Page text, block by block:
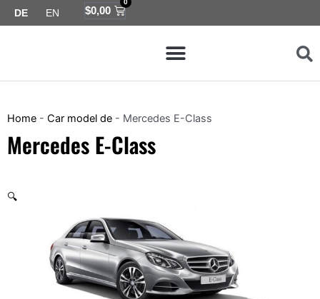
Zum
Inhalt
DE EN $0,00
0
Warenkorb
Menü
Home - Car model de - Mercedes E-Class
Mercedes E-Class
🔍